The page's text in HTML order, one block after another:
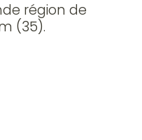
région de
(35).